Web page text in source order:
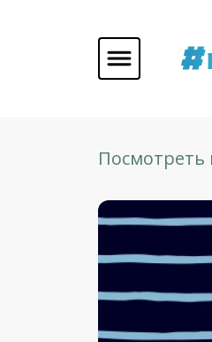
Посмотреть